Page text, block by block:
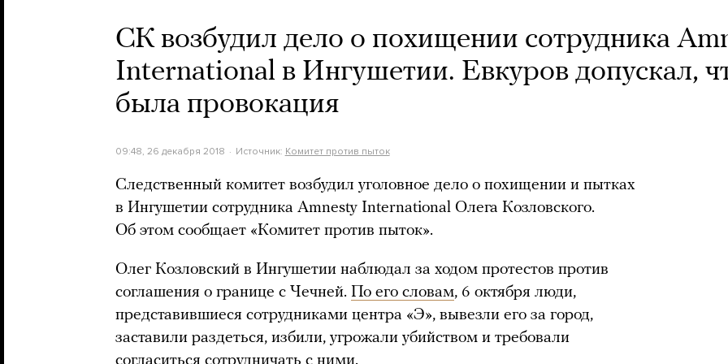
СК возбудил дело о похищении сотрудника
International в Ингушетии. Евкуров допускал,
была провокация
09:48, 26 декабря 2018 Источник: Комитет против пыток
Следственный комитет возбудил уголовное дело о похищении и пытках
в Ингушетии сотрудника Amnesty International Олега Козловского.
Об этом сообщает «Комитет против пыток».
Олег Козловский в Ингушетии наблюдал за ходом протестов против
соглашения о границе с Чечней. По его словам, 6 октября люди,
представившиеся сотрудниками центра «Э», вывезли его за город,
заставили раздеться, избили, угрожали убийством и требовали
согласиться сотрудничать с ними.